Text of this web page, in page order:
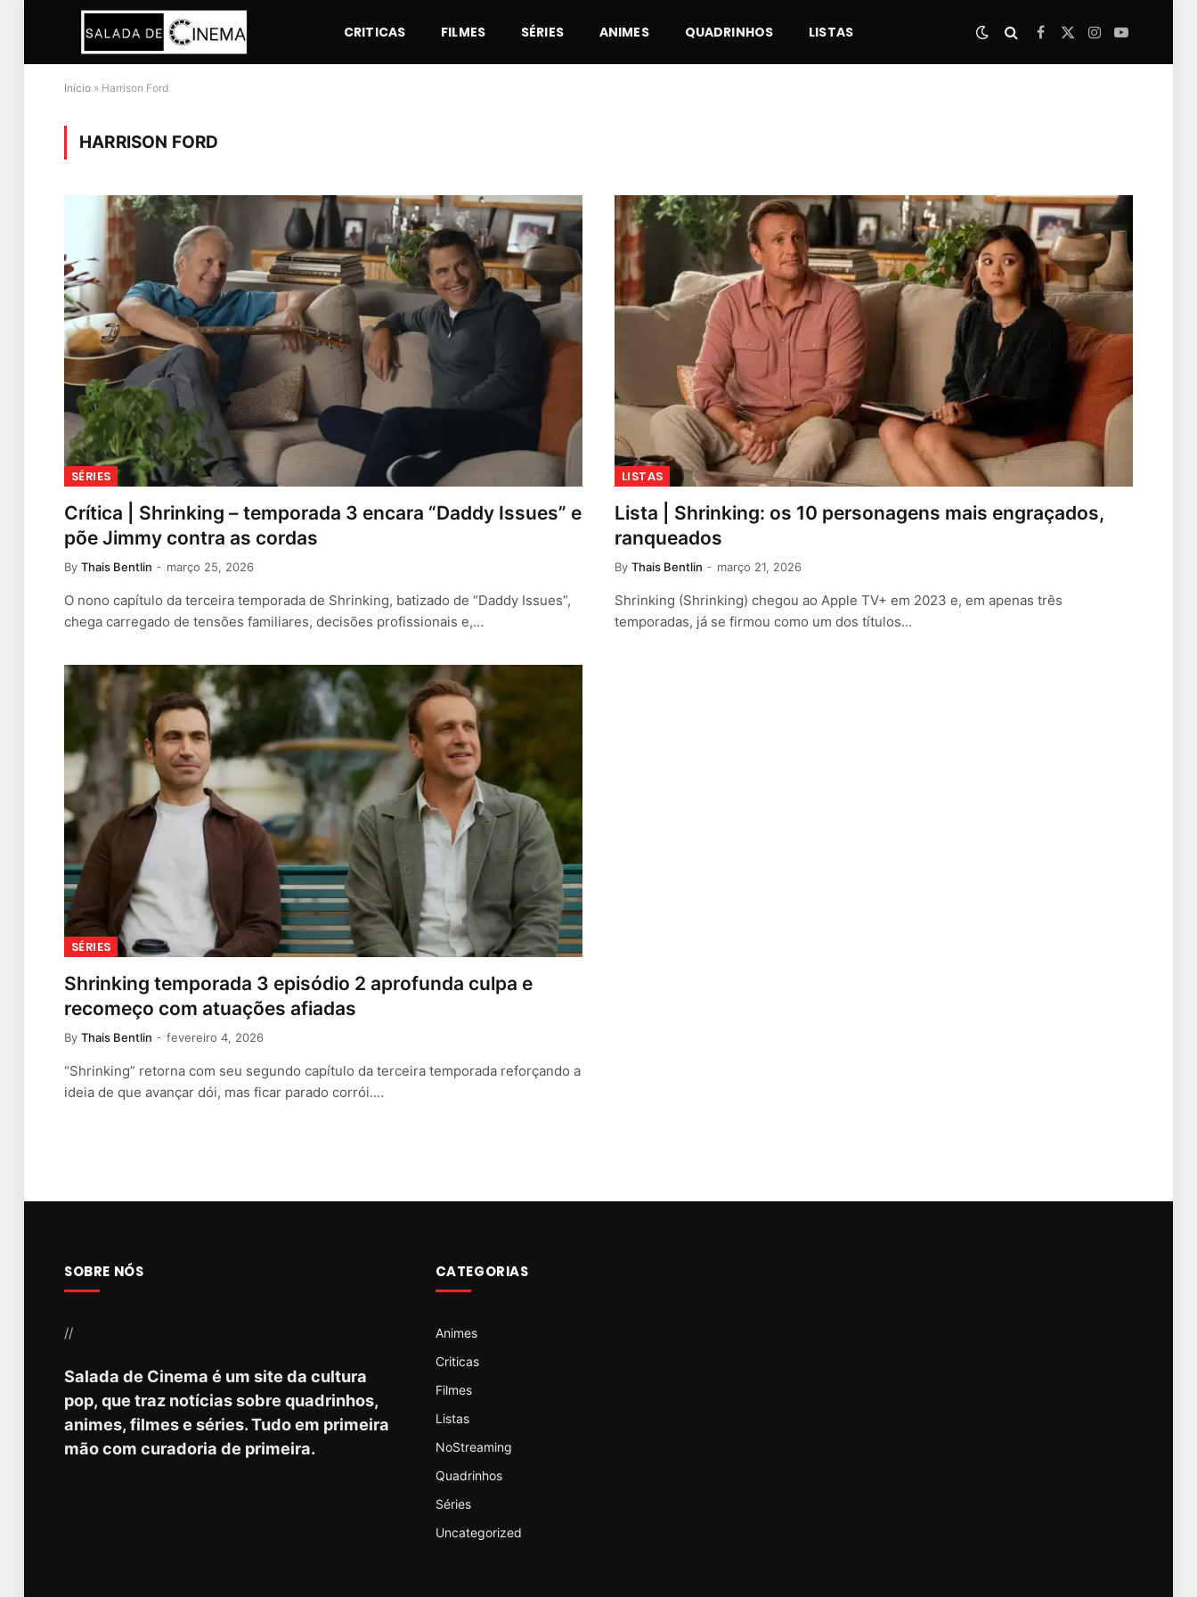
CRITICAS FILMES SÉRIES ANIMES QUADRINHOS LISTAS Facebook
X
Instagram
YouTube
Início » Harrison Ford
HARRISON FORD
SÉRIES
Crítica | Shrinking – temporada 3 encara “Daddy Issues” e
põe Jimmy contra as cordas
By Thais Bentlin março 25, 2026
O nono capítulo da terceira temporada de Shrinking, batizado de “Daddy Issues”,
chega carregado de tensões familiares, decisões profissionais e,…
LISTAS
Lista | Shrinking: os 10 personagens mais engraçados,
ranqueados
By Thais Bentlin março 21, 2026
Shrinking (Shrinking) chegou ao Apple TV+ em 2023 e, em apenas três
temporadas, já se firmou como um dos títulos…
SÉRIES
Shrinking temporada 3 episódio 2 aprofunda culpa e
recomeço com atuações afiadas
By Thais Bentlin fevereiro 4, 2026
“Shrinking” retorna com seu segundo capítulo da terceira temporada reforçando a
ideia de que avançar dói, mas ficar parado corrói.…
SOBRE NÓS
//
Salada de Cinema é um site da cultura
pop, que traz notícias sobre quadrinhos,
animes, filmes e séries. Tudo em primeira
mão com curadoria de primeira.
CATEGORIAS
Animes
Criticas
Filmes
Listas
NoStreaming
Quadrinhos
Séries
Uncategorized